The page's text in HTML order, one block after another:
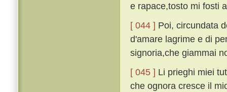
e rapace,tosto mi fosti
[ 044 ] Poi, circundata
d'amare lagrime e di
signoria,che giammai
[ 045 ] Li prieghi miei
che ognora cresce il